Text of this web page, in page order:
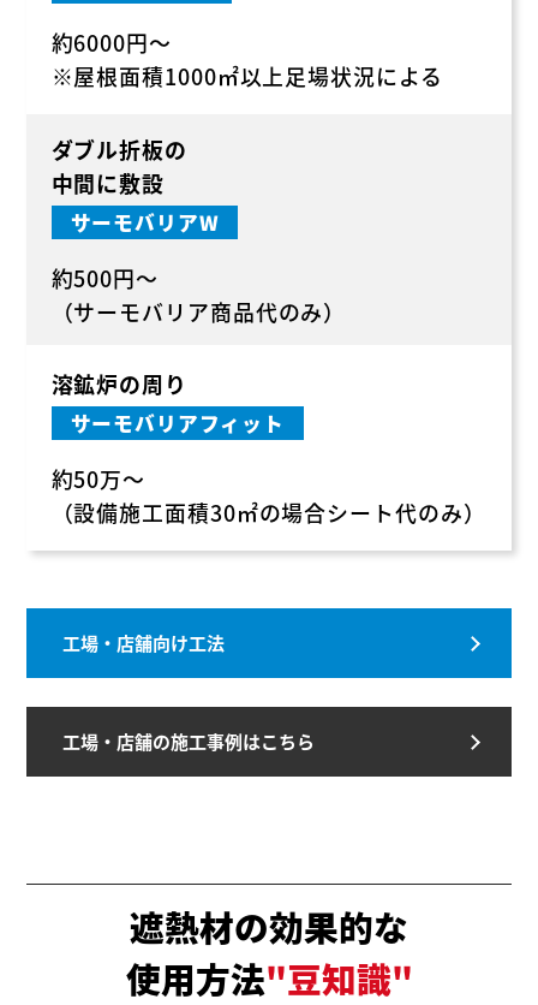
約6000円～
※屋根面積1000㎡以上足場状況による
ダブル折板の
中間に敷設
サーモバリアW
約500円～
（サーモバリア商品代のみ）
溶鉱炉の周り
サーモバリアフィット
約50万～
（設備施工面積30㎡の場合シート代のみ）
工場・店舗向け工法
工場・店舗の施工事例はこちら
遮熱材の効果的な
使用方法"豆知識"